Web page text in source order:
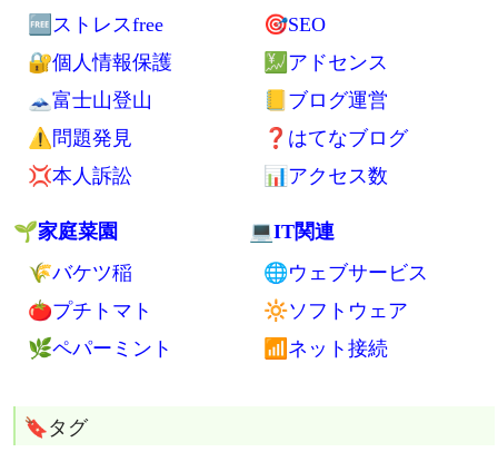
🔋電池
🔦ライト
🖊日用品
🎒バッグ
🛂パスポート
🏦銀行口座
📱スマホ関連
🚲自転車
💥ドリアン
💴お金
🏧節約
💸生活費
💳カード
👿詐欺
🌈ライフスタイル
🦶引越し
⌨web制作